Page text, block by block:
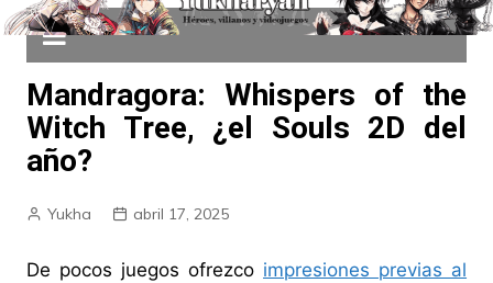
Mandragora: Whispers of the
Witch Tree, ¿el Souls 2D del
año?
Yukha abril 17, 2025
De pocos juegos ofrezco impresiones previas al